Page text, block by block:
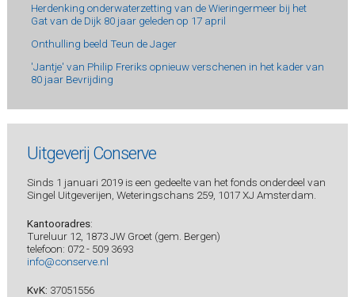
Herdenking onderwaterzetting van de Wieringermeer bij het
Gat van de Dijk 80 jaar geleden op 17 april
Onthulling beeld Teun de Jager
'Jantje' van Philip Freriks opnieuw verschenen in het kader van
80 jaar Bevrijding
Uitgeverij Conserve
Sinds 1 januari 2019 is een gedeelte van het fonds onderdeel van
Singel Uitgeverijen, Weteringschans 259, 1017 XJ Amsterdam.
Kantooradres:
Tureluur 12, 1873 JW Groet (gem. Bergen)
telefoon: 072 - 509 3693
info@conserve.nl
KvK: 37051556